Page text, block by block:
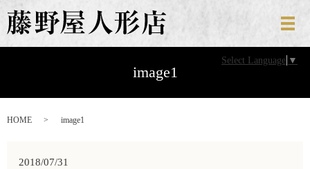
Select Language ▼
メ
image1
HOME image1
2018/07/31